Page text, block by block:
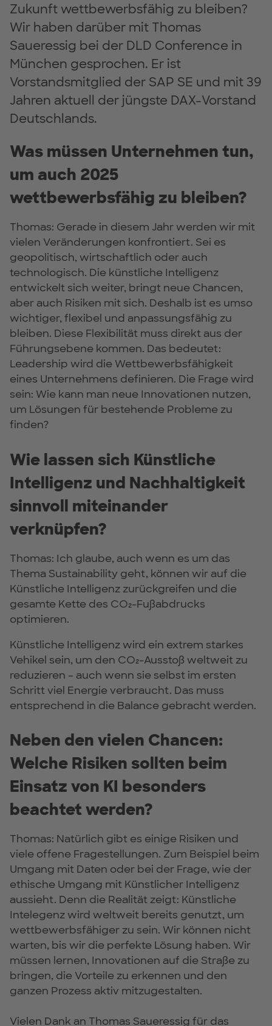
Zukunft wettbewerbsfähig zu bleiben?
Wir haben darüber mit Thomas
Saueressig bei der DLD Conference in
München gesprochen. Er ist
Vorstandsmitglied der SAP SE und mit 39
Jahren aktuell der jüngste DAX-Vorstand
Deutschlands.
Was müssen Unternehmen tun,
um auch 2025
wettbewerbsfähig zu bleiben?
Thomas: Gerade in diesem Jahr werden wir mit
vielen Veränderungen konfrontiert. Sei es
geopolitisch, wirtschaftlich oder auch
technologisch. Die künstliche Intelligenz
entwickelt sich weiter, bringt neue Chancen,
aber auch Risiken mit sich. Deshalb ist es umso
wichtiger, flexibel und anpassungsfähig zu
bleiben. Diese Flexibilität muss direkt aus der
Führungsebene kommen. Das bedeutet:
Leadership wird die Wettbewerbsfähigkeit
eines Unternehmens definieren. Die Frage wird
sein: Wie kann man neue Innovationen nutzen,
um Lösungen für bestehende Probleme zu
finden?
Wie lassen sich Künstliche
Intelligenz und Nachhaltigkeit
sinnvoll miteinander
verknüpfen?
Thomas: Ich glaube, auch wenn es um das
Thema Sustainability geht, können wir auf die
Künstliche Intelligenz zurückgreifen und die
gesamte Kette des CO₂-Fußabdrucks
optimieren.
Künstliche Intelligenz wird ein extrem starkes
Vehikel sein, um den CO₂-Ausstoß weltweit zu
reduzieren – auch wenn sie selbst im ersten
Schritt viel Energie verbraucht. Das muss
entsprechend in die Balance gebracht werden.
Neben den vielen Chancen:
Welche Risiken sollten beim
Einsatz von KI besonders
beachtet werden?
Thomas: Natürlich gibt es einige Risiken und
viele offene Fragestellungen. Zum Beispiel beim
Umgang mit Daten oder bei der Frage, wie der
ethische Umgang mit Künstlicher Intelligenz
aussieht. Denn die Realität zeigt: Künstliche
Intelegenz wird weltweit bereits genutzt, um
wettbewerbsfähiger zu sein. Wir können nicht
warten, bis wir die perfekte Lösung haben. Wir
müssen lernen, Innovationen auf die Straße zu
bringen, die Vorteile zu erkennen und den
ganzen Prozess aktiv mitzugestalten.
Vielen Dank an Thomas Saueressig für das